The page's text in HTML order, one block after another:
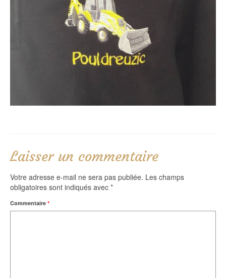
Laisser un commentaire
Votre adresse e-mail ne sera pas publiée. Les champs
obligatoires sont indiqués avec *
Commentaire *